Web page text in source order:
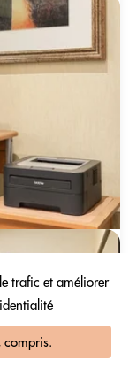
trafic et améliorer
compris.